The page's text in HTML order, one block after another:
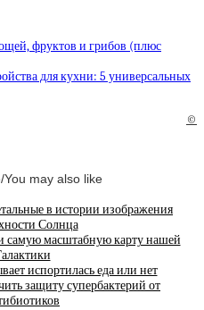
фруктов и грибов (плюс
для кухни: 5 универсальных
©
may also like
в истории изображения
Солнца
самую масштабную карту нашей
испортилась еда или нет
защиту супербактерий от